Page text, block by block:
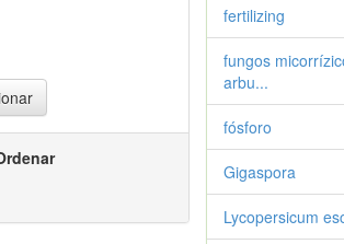
fertilizing
fungos
arbu...
fósforo
Gigaspora
Lycopersicum